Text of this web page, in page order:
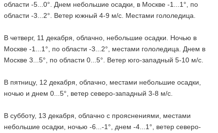
области -5...0°. Днем небольшие осадки, в Москве -1...1°, по
области -3...2°. Ветер южный 4-9 м/с. Местами гололедица.
В четверг, 11 декабря, облачно, небольшие осадки. Ночью в
Москве -1...1°, по области -3...2°, местами гололедица. Днем в
Москве 3...5°, по области 0...5°. Ветер юго-западный 5-10 м/с.
В пятницу, 12 декабря, облачно, местами небольшие осадки,
ночью и днем 0...5°, ветер северо-западный 3-8 м/с.
В субботу, 13 декабря, облачно с прояснениями, местами
небольшие осадки, ночью -6...-1°, днем -4...1°, ветер северо-